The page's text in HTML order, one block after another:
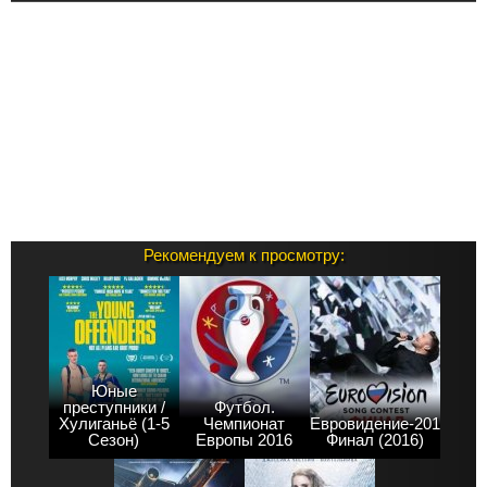
Рекомендуем к просмотру:
Юные
преступники /
Хулиганьё (1-5
Сезон)
Футбол.
Чемпионат
Европы 2016
Евровидение-2016.
Финал (2016)